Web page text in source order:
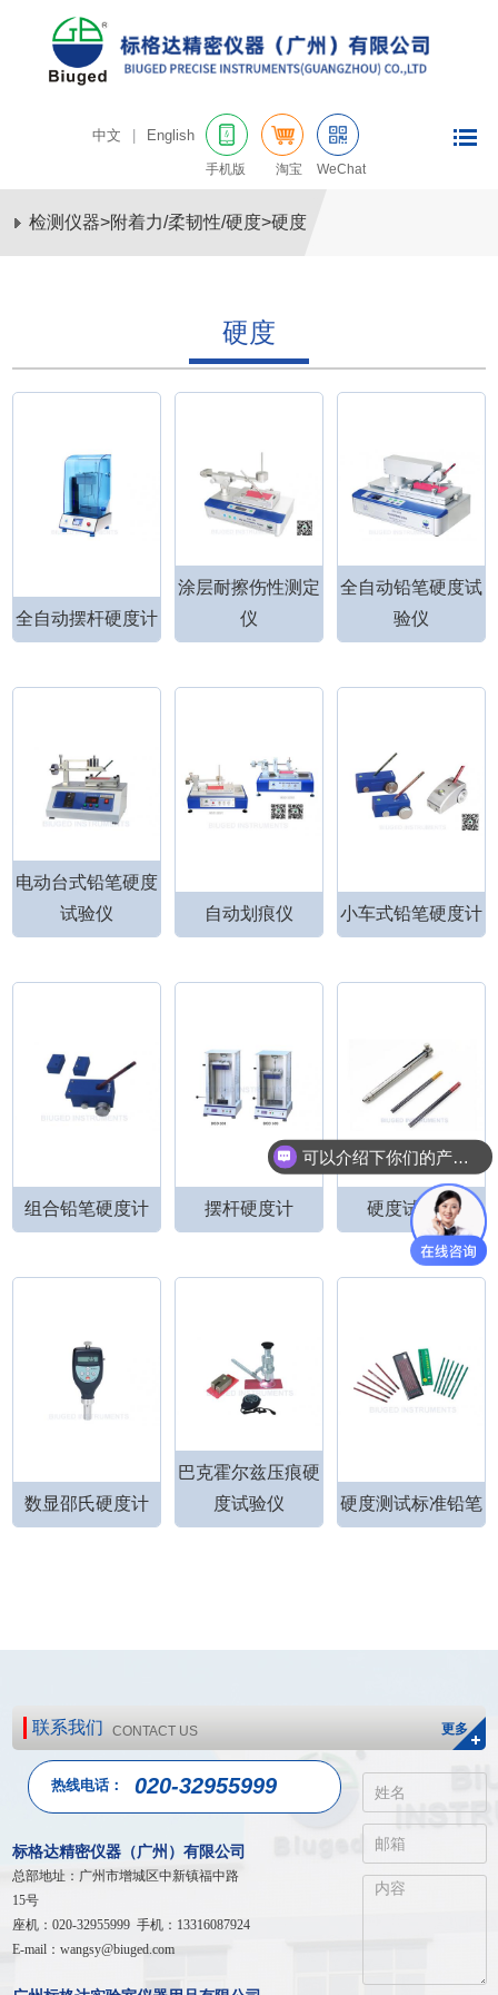
中文 English
手机版 淘宝 WeChat
检测仪器>附着力/柔韧性/硬度>硬度
硬度
全自动摆杆硬度计
涂层耐擦伤性测定
仪
全自动铅笔硬度试
验仪
电动台式铅笔硬度
试验仪
自动划痕仪 小车式铅笔硬度计
组合铅笔硬度计 摆杆硬度计 硬度试验笔
数显邵氏硬度计
巴克霍尔兹压痕硬
度试验仪
硬度测试标准铅笔
联系我们 CONTACT US 更多
热线电话： 020-32955999
标格达精密仪器（广州）有限公司
总部地址：广州市增城区中新镇福中路
15号
座机：020-32955999 手机：13316087924
E-mail：wangsy@biuged.com
可以介绍下你们的产品么？